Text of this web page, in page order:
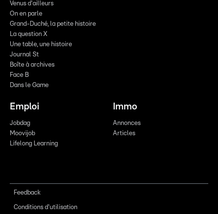
Venus d'ailleurs
On en parle
Grand-Duché, la petite histoire
La question X
Une table, une histoire
Journal St
Boîte à archives
Face B
Dans le Game
Emploi
Jobdag
Moovijob
Lifelong Learning
Immo
Annonces
Articles
Feedback
Conditions d'utilisation